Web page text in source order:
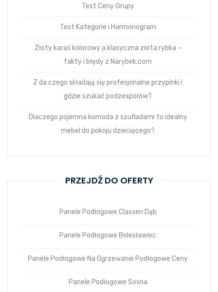
Test Ceny Grupy
Test Kategorie i Harmonogram
Złoty karaś kolorowy a klasyczna złota rybka –
fakty i błędy z Narybek.com
Z da czego składają się profesjonalne przypinki i
gdzie szukać podzespołów?
Dlaczego pojemna komoda z szufladami to idealny
mebel do pokoju dziecięcego?
PRZEJDŹ DO OFERTY
Panele Podłogowe Classen Dąb
Panele Podłogowe Bolesławiec
Panele Podłogowe Na Ogrzewanie Podłogowe Ceny
Panele Podłogowe Sosna